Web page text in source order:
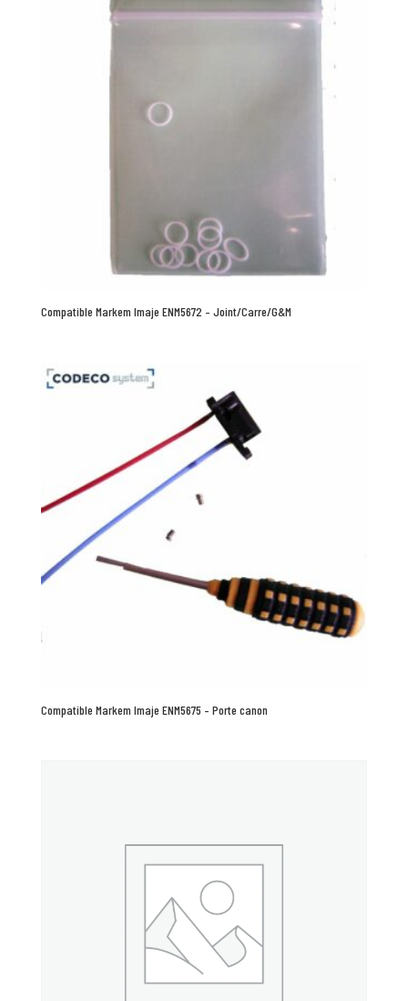
Compatible Markem Imaje ENM5672 – Joint/Carre/G&M
Compatible Markem Imaje ENM5675 – Porte canon